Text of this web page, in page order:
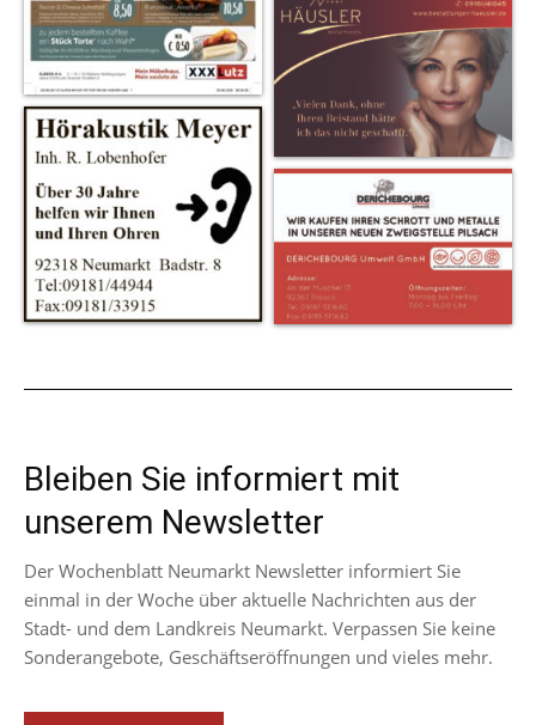
Bleiben Sie informiert mit
unserem Newsletter
Der Wochenblatt Neumarkt Newsletter informiert Sie
einmal in der Woche über aktuelle Nachrichten aus der
Stadt- und dem Landkreis Neumarkt. Verpassen Sie keine
Sonderangebote, Geschäftseröffnungen und vieles mehr.